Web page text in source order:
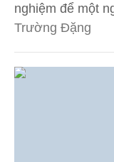
nghiệm để một
Trường Đặng